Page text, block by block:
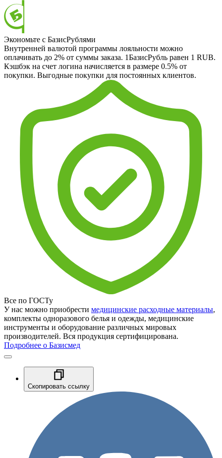
Экономьте с БазисРублями
Внутренней валютой программы лояльности можно
оплачивать до 2% от суммы заказа. 1БазисРубль равен 1 RUB.
Кэшбэк на счет логина начисляется в размере 0.5% от
покупки. Выгодные покупки для постоянных клиентов.
Все по ГОСТу
У нас можно приобрести медицинские расходные материалы,
комплекты одноразового белья и одежды, медицинские
инструменты и оборудование различных мировых
производителей. Вся продукция сертифицирована.
Подробнее о Базисмед
Скопировать ссылку